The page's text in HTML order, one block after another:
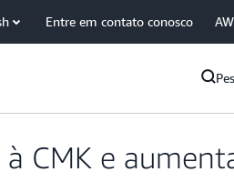
Entre em contato conosco
CMK e